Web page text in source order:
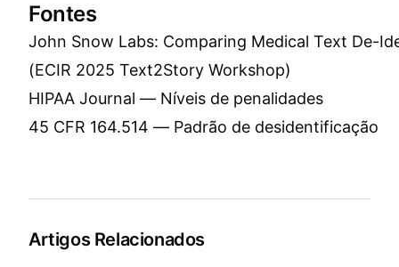
Fontes
John Snow Labs: Comparing Medical Text De-
(ECIR 2025 Text2Story Workshop)
HIPAA Journal — Níveis de penalidades
45 CFR 164.514 — Padrão de desidentificação
Artigos Relacionados